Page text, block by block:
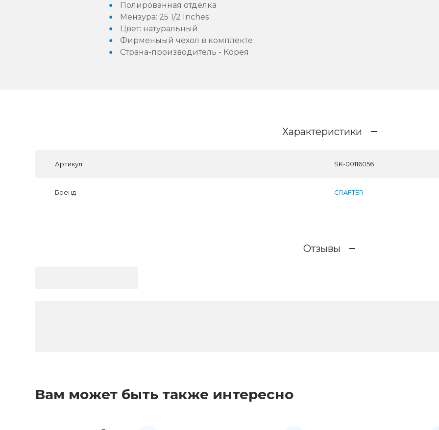
Полированная отделка
Мензура: 25 1/2 Inches
Цвет: натуральный
Фирменыый чехол в комплекте
Страна-производитель - Корея
Характеристики
Артикул SK-00116056
Бренд CRAFTER
Отзывы
Вам может быть также интересно